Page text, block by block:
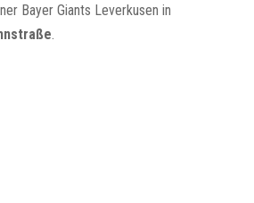
Bayer Giants Leverkusen in
.